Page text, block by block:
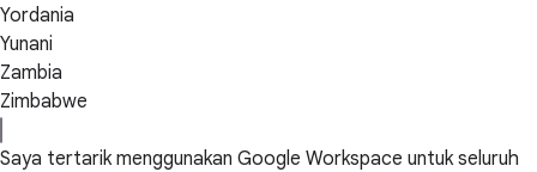
Yordania
Yunani
Zambia
Zimbabwe
Saya tertarik menggunakan Google Workspace untuk seluruh